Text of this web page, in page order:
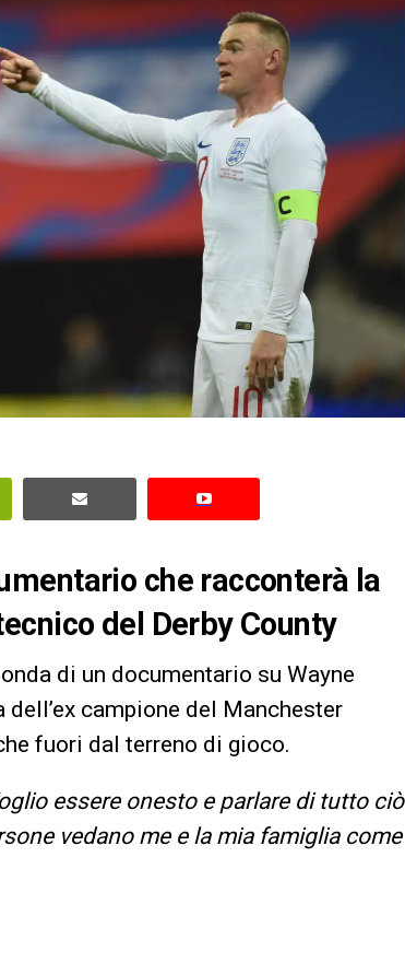
che racconterà la
del Derby County
di un documentario su Wayne
campione del Manchester
fuori dal terreno di gioco.
essere onesto e parlare di tutto ciò
vedano me e la mia famiglia come